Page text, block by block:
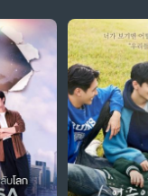
кун1 серия